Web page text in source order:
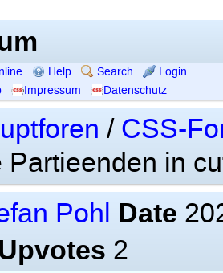
Help Search
Login
Impressum Datenschutz
/ CSS-
Partieenden in
Pohl Date
Upvotes 2